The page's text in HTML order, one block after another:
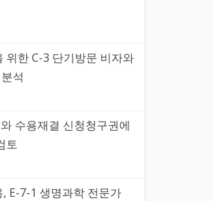
위한 C-3 단기방문 비자와
석
수용재결 신청청구권에
토
E-7-1 생명과학 전문가